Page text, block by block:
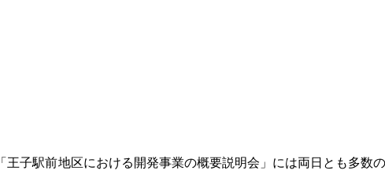
子駅前地区における開発事業の概要説明会」には両日とも多数